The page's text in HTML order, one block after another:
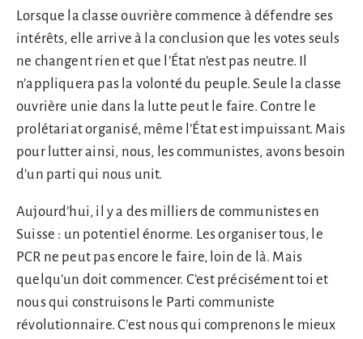
Lorsque la classe ouvrière commence à défendre ses
intérêts, elle arrive à la conclusion que les votes seuls
ne changent rien et que l’État n’est pas neutre. Il
n’appliquera pas la volonté du peuple. Seule la classe
ouvrière unie dans la lutte peut le faire. Contre le
prolétariat organisé, même l’État est impuissant. Mais
pour lutter ainsi, nous, les communistes, avons besoin
d’un parti qui nous unit.
Aujourd’hui, il y a des milliers de communistes en
Suisse : un potentiel énorme. Les organiser tous, le
PCR ne peut pas encore le faire, loin de là. Mais
quelqu’un doit commencer. C’est précisément toi et
nous qui construisons le Parti communiste
révolutionnaire. C’est nous qui comprenons le mieux